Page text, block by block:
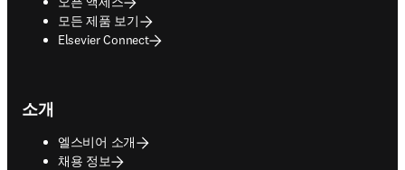
모든 제품 보기
Elsevier Connect
소개
엘스비어 소개
채용 정보